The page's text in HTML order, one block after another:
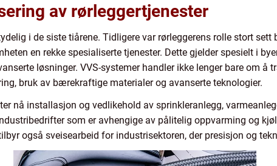
av rørleggertjenester
i de siste tiårene. Tidligere var rørleggerens rolle stort sett
en rekke spesialiserte tjenester. Dette gjelder spesielt i
løsninger. VVS-systemer handler ikke lenger bare om å
bruk av bærekraftige materialer og avanserte teknologier.
nå installasjon og vedlikehold av sprinkleranlegg,
som er avhengige av pålitelig oppvarming og
også sveisearbeid for industrisektoren, der presisjon og